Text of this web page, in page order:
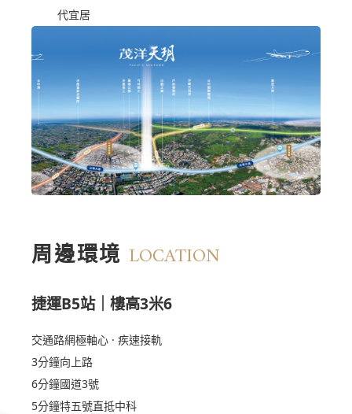
代宜居
周邊環境 LOCATION
捷運B5站｜樓高3米6
交通路網極軸心 · 疾速接軌
3分鐘向上路
6分鐘國道3號
5分鐘特五號直抵中科